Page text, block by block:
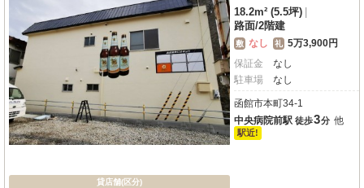
貸店舗(区分)
18.2m² (5.5坪)
路面/2階建
敷 なし 礼 5万3,900円
保証金
なし
駐車場
なし
函館市本町34-1
中央病院前駅 徒歩3分 他
駅近!